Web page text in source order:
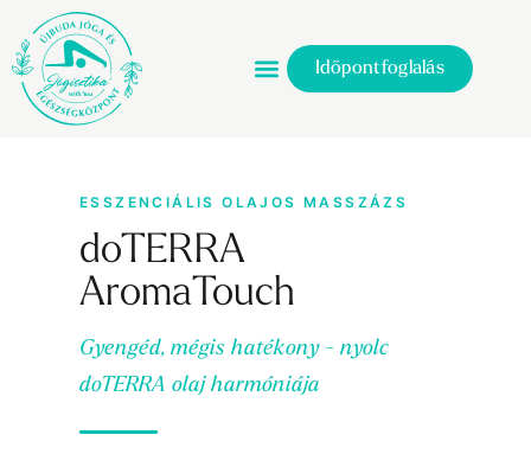
Időpontfoglalás
ESSZENCIÁLIS OLAJOS MASSZÁZS
doTERRA
AromaTouch
Gyengéd, mégis hatékony - nyolc
doTERRA olaj harmóniája